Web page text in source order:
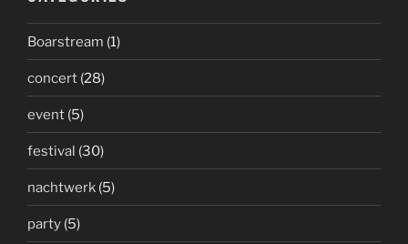
Boarstream (1)
concert (28)
event (5)
festival (30)
nachtwerk (5)
party (5)